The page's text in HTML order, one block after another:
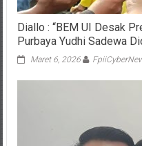
Diallo : “BEM UI Desak
Purbaya Yudhi Sadewa
Maret 6, 2026